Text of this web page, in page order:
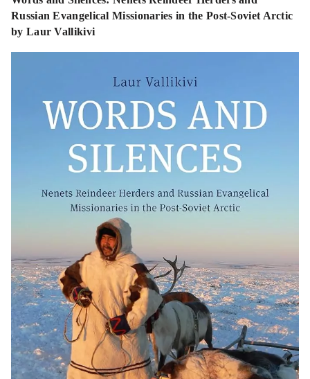
Russian Evangelical Missionaries in the Post-Soviet Arctic
by Laur Vallikivi